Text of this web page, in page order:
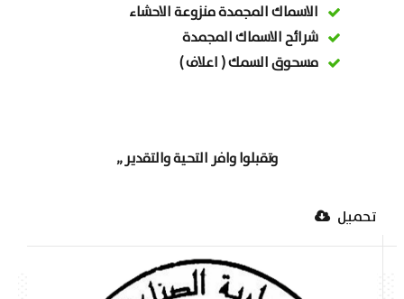
الاسماك المجمدة منزوعة الاحشاء
شرائح الاسماك المجمدة
مسحوق السمك ( اعلاف )
وتقبلوا وافر التحية والتقدير ,,
تحميل